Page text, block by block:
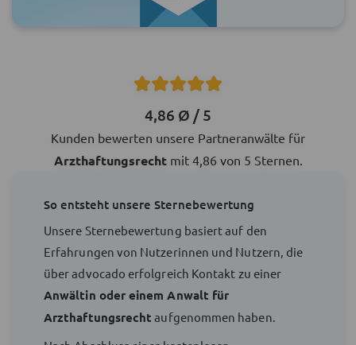
4,86 Ø / 5
Kunden bewerten unsere Partneranwälte für
Arzthaftungsrechtmit 4,86 von 5 Sternen.
So entsteht unsere Sternebewertung
Unsere Sternebewertung basiert auf den
Erfahrungen von Nutzerinnen und Nutzern, die
über advocado erfolgreich Kontakt zu einer
Anwältin oder einem Anwalt für
Arzthaftungsrecht aufgenommen haben.